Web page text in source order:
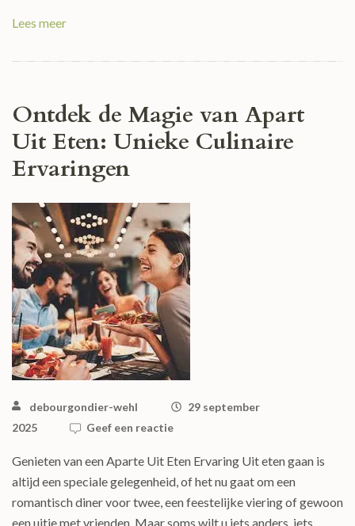
Lees meer
Ontdek de Magie van Apart
Uit Eten: Unieke Culinaire
Ervaringen
debourgondier-wehl
29 september
2025
Geef een reactie
Genieten van een Aparte Uit Eten Ervaring Uit eten gaan is
altijd een speciale gelegenheid, of het nu gaat om een
romantisch diner voor twee, een feestelijke viering of gewoon
een uitje met vrienden. Maar soms wilt u iets anders, iets